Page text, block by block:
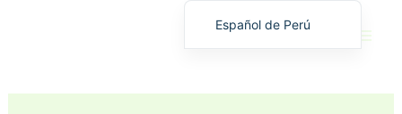
Español de Perú